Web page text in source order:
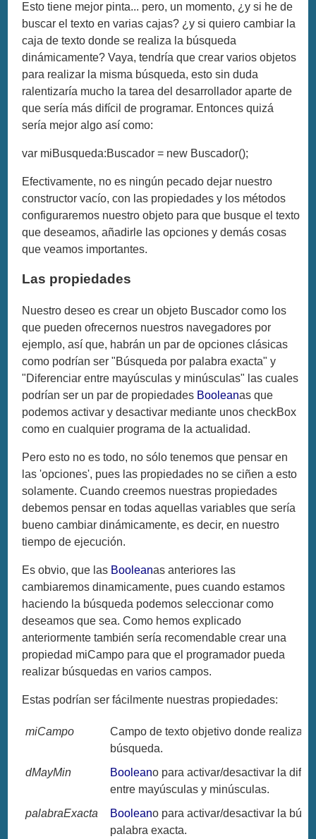
Esto tiene mejor pinta... pero, un momento, ¿y si he de
buscar el texto en varias cajas? ¿y si quiero cambiar la
caja de texto donde se realiza la búsqueda
dinámicamente? Vaya, tendría que crear varios objetos
para realizar la misma búsqueda, esto sin duda
ralentizaría mucho la tarea del desarrollador aparte de
que sería más difícil de programar. Entonces quizá
sería mejor algo así como:
var miBusqueda:Buscador = new Buscador();
Efectivamente, no es ningún pecado dejar nuestro
constructor vacío, con las propiedades y los métodos
configuraremos nuestro objeto para que busque el texto
que deseamos, añadirle las opciones y demás cosas
que veamos importantes.
Las propiedades
Nuestro deseo es crear un objeto Buscador como los
que pueden ofrecernos nuestros navegadores por
ejemplo, así que, habrán un par de opciones clásicas
como podrían ser "Búsqueda por palabra exacta" y
"Diferenciar entre mayúsculas y minúsculas" las cuales
podrían ser un par de propiedades Booleanas que
podemos activar y desactivar mediante unos checkBox
como en cualquier programa de la actualidad.
Pero esto no es todo, no sólo tenemos que pensar en
las 'opciones', pues las propiedades no se ciñen a esto
solamente. Cuando creemos nuestras propiedades
debemos pensar en todas aquellas variables que sería
bueno cambiar dinámicamente, es decir, en nuestro
tiempo de ejecución.
Es obvio, que las Booleanas anteriores las
cambiaremos dinamicamente, pues cuando estamos
haciendo la búsqueda podemos seleccionar como
deseamos que sea. Como hemos explicado
anteriormente también sería recomendable crear una
propiedad miCampo para que el programador pueda
realizar búsquedas en varios campos.
Estas podrían ser fácilmente nuestras propiedades:
miCampo
Campo de texto objetivo donde
búsqueda.
dMayMin
Booleano para activar/desactivar la
entre mayúsculas y minúsculas.
palabraExacta
Booleano para activar/desactivar la
palabra exacta.